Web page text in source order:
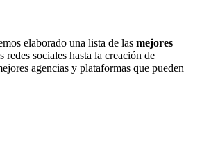
elaborado una lista de las mejores
sociales hasta la creación de
agencias y plataformas que pueden